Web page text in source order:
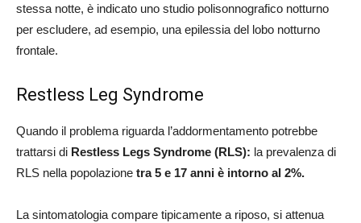
stessa notte, è indicato uno studio polisonnografico notturno
per escludere, ad esempio, una epilessia del lobo notturno
frontale.
Restless Leg Syndrome
Quando il problema riguarda l’addormentamento potrebbe
trattarsi di Restless Legs Syndrome (RLS): la prevalenza di
RLS nella popolazione tra 5 e 17 anni è intorno al 2%.
La sintomatologia compare tipicamente a riposo, si attenua